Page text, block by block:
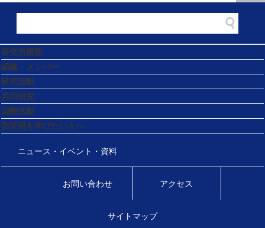
研究所概要
組織・メンバー
研究活動
共同研究
国際活動
防災研を学びたい人へ
ニュース・イベント・資料
お問い合わせ アクセス
サイトマップ